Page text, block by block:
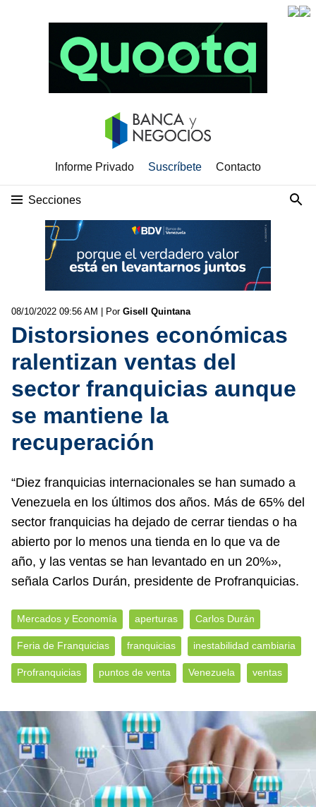
Informe Privado Suscríbete Contacto
Secciones
08/10/2022 09:56 AM | Por Gisell Quintana
Distorsiones económicas
ralentizan ventas del
sector franquicias aunque
se mantiene la
recuperación
“Diez franquicias internacionales se han sumado a
Venezuela en los últimos dos años. Más de 65% del
sector franquicias ha dejado de cerrar tiendas o ha
abierto por lo menos una tienda en lo que va de
año, y las ventas se han levantado en un 20%»,
señala Carlos Durán, presidente de Profranquicias.
Mercados y Economía aperturas Carlos Durán
Feria de Franquicias franquicias inestabilidad cambiaria
Profranquicias puntos de venta Venezuela ventas